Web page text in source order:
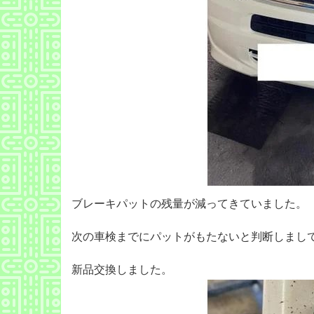
ブレーキパットの残量が減ってきていました。
次の車検までにパットがもたないと判断しまし
新品交換しました。